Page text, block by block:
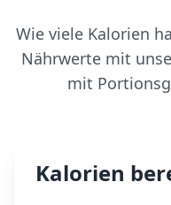
Wie viele Kalorien
Nährwerte mit
mit
Kalorien